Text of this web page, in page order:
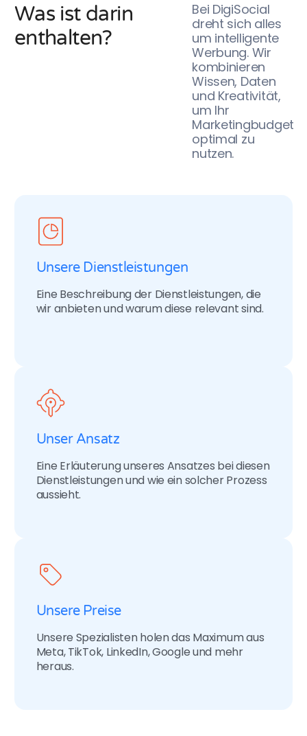
Was ist darin
enthalten?
Bei DigiSocial
dreht sich alles
um intelligente
Werbung. Wir
kombinieren
Wissen, Daten
und Kreativität,
um Ihr
Marketingbudget
optimal zu
nutzen.
Unsere Dienstleistungen
Eine Beschreibung der Dienstleistungen, die
wir anbieten und warum diese relevant sind.
Unser Ansatz
Eine Erläuterung unseres Ansatzes bei diesen
Dienstleistungen und wie ein solcher Prozess
aussieht.
Unsere Preise
Unsere Spezialisten holen das Maximum aus
Meta, TikTok, LinkedIn, Google und mehr
heraus.